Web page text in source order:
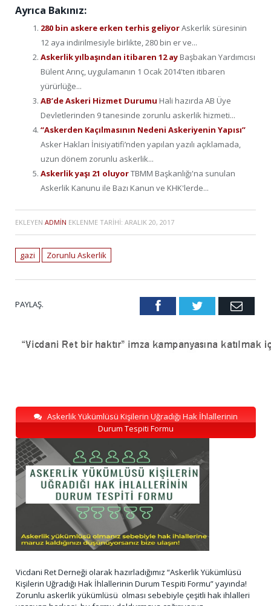
Ayrıca Bakınız:
280 bin askere erken terhis geliyorAskerlik süresinin
12 aya indirilmesiyle birlikte, 280 bin er ve...
Askerlik yılbaşından itibaren 12 ay Başbakan Yardımcısı
Bülent Arınç, uygulamanın 1 Ocak 2014'ten itibaren
yürürlüğe...
AB’de Askeri Hizmet Durumu Hali hazırda AB Üye
Devletlerinden 9 tanesinde zorunlu askerlik hizmeti...
“Askerden Kaçılmasının Nedeni Askeriyenin Yapısı”
Asker Hakları İnisiyatifi’nden yapılan yazılı açıklamada,
uzun dönem zorunlu askerlik...
Askerlik yaşı 21 oluyorTBMM Başkanlığı'na sunulan
Askerlik Kanunu ile Bazı Kanun ve KHK'lerde...
EKLEYEN ADMIN EKLENME TARIHI: ARALIK 20, 2017
gazi Zorunlu Askerlik
PAYLAŞ. FacebookTwitter Email
Askerlik Yükümlüsü Kişilerin Uğradığı Hak İhlallerinin
Durum Tespiti Formu
Vicdani Ret Derneği olarak hazırladığımız “Askerlik Yükümlüsü
Kişilerin Uğradığı Hak İhlallerinin Durum Tespiti Formu” yayında!
Zorunlu askerlik yükümlüsü olması sebebiyle çeşitli hak ihlalleri